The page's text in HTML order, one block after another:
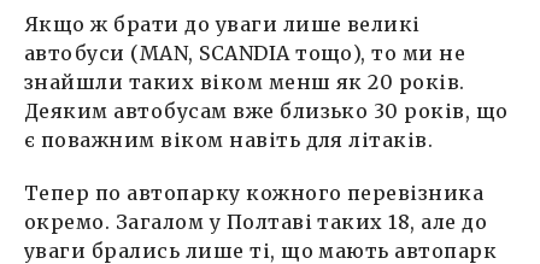
Якщо ж брати до уваги лише великі
автобуси (MAN, SCANDIA тощо), то ми не
знайшли таких віком менш як 20 років.
Деяким автобусам вже близько 30 років, що
є поважним віком навіть для літаків.
Тепер по автопарку кожного перевізника
окремо. Загалом у Полтаві таких 18, але до
уваги брались лише ті, що мають автопарк